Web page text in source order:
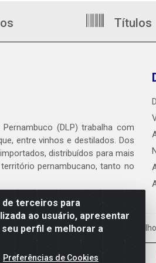
terceiros para
ao usuário, apresentar
perfil e melhorar a
Preferências de Cookies
Títulos
(DLP) trabalha com
entre vinhos e destilados. Dos
distribuídos para mais
pernambucano, tanto no
DLP - AV. Engenheiro Abdias de